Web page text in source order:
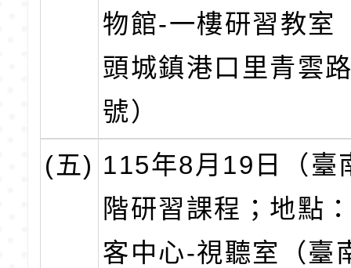
物館-一樓研習教室
頭城鎮港口里青雲
號）
(五) 115年8月19日（臺
階研習課程；地點
客中心-視聽室（臺